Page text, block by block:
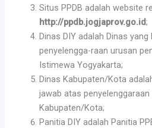
Situs PPDB adalah website
http://ppdb.jogjaprov.go.id;
Dinas DIY adalah Dinas
penyelengga-raan urusan
Istimewa Yogyakarta;
Dinas Kabupaten/Kota
jawab atas
Kabupaten/Kota;
Panitia DIY adalah Panitia